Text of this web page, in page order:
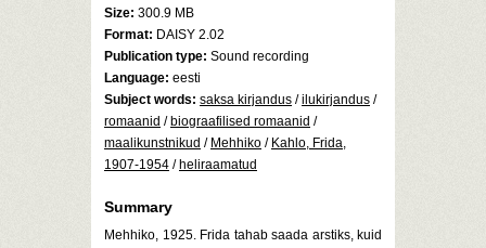
Size: 300.9 MB
Format: DAISY 2.02
Publication type: Sound recording
Language: eesti
Subject words: saksa kirjandus /ilukirjandus /
romaanid / biograafilised romaanid /
maalikunstnikud / Mehhiko / Kahlo, Frida,
1907-1954 / heliraamatud
Summary
Mehhiko, 1925. Frida tahab saada arstiks, kuid